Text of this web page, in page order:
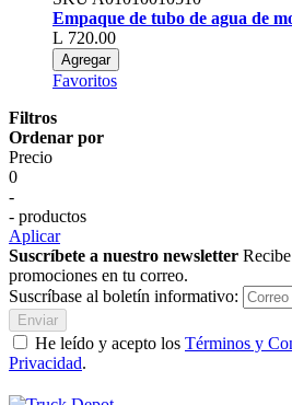
Empaque de tubo de agua de
L 720.00
Agregar
Favoritos
Filtros
Ordenar por
Precio
0
-
- productos
Aplicar
Suscríbete a nuestro newsletter
promociones en tu correo.
Suscríbase al boletín informativo:
Enviar
He leído y acepto los Términos y
Privacidad.